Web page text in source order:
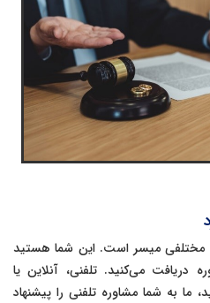
مختلفی میسر است. این شما هستید
دریافت می‌کنید. تلفنی، آنلاین یا
ما به شما مشاوره تلفنی را پیشنهاد